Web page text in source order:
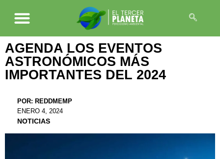
AGENDA LOS EVENTOS
ASTRONÓMICOS MÁS
IMPORTANTES DEL 2024
POR: REDDMEMP
ENERO 4, 2024
NOTICIAS